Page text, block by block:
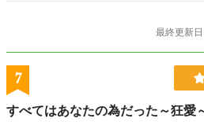
執筆、予約投稿済みの作品となっております☆
最終更新
7
すべてはあなたの為だった～狂愛